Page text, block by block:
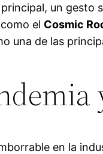
un
el Cosmic
una de las
en la